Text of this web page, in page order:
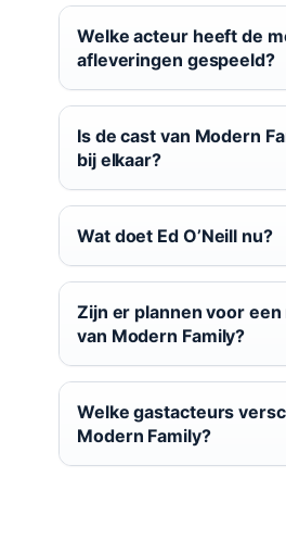
Welke acteur heeft de
afleveringen gespeeld?
Is de cast van Modern
bij elkaar?
Wat doet Ed O’Neill nu?
Zijn er plannen voor
van Modern Family?
Welke gastacteurs
Modern Family?